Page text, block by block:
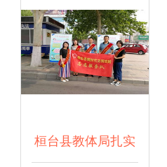
大学生同上‘四史’思
政大课”第三讲改革
桓台县教体局扎实